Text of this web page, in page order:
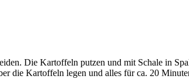
Die Kartoffeln putzen und mit Schale in
die Kartoffeln legen und alles für ca. 20